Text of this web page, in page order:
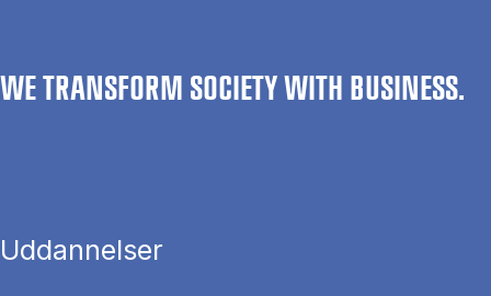
WE TRANSFORM SOCIETY WITH BUSINESS.
Uddannelser